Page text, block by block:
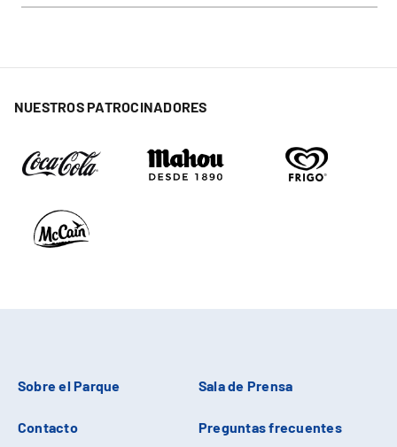
NUESTROS PATROCINADORES
Sobre el Parque Sala de Prensa
Contacto Preguntas frecuentes